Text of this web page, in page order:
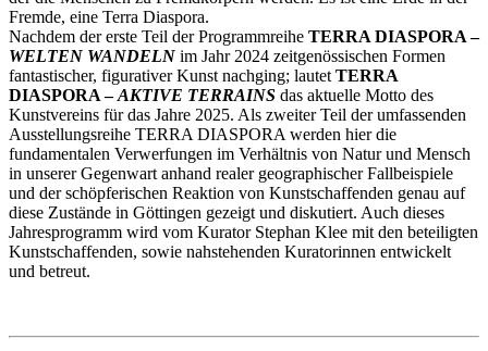
Fremde, eine Terra Diaspora.
Nachdem der erste Teil der Programmreihe TERRA DIASPORA –
WELTEN WANDELN im Jahr 2024 zeitgenössischen Formen
fantastischer, figurativer Kunst nachging; lautet TERRA
DIASPORA –AKTIVE TERRAINS das aktuelle Motto des
Kunstvereins für das Jahre 2025. Als zweiter Teil der umfassenden
Ausstellungsreihe TERRA DIASPORA werden hier die
fundamentalen Verwerfungen im Verhältnis von Natur und Mensch
in unserer Gegenwart anhand realer geographischer Fallbeispiele
und der schöpferischen Reaktion von Kunstschaffenden genau auf
diese Zustände in Göttingen gezeigt und diskutiert. Auch dieses
Jahresprogramm wird vom Kurator Stephan Klee mit den beteiligten
Kunstschaffenden, sowie nahstehenden Kuratorinnen entwickelt
und betreut.